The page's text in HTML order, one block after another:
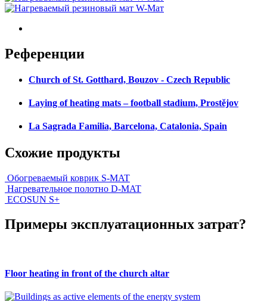
Pеференции
Church of St. Gotthard, Bouzov - Czech Republic
Laying of heating mats – football stadium, Prostějov
La Sagrada Familia, Barcelona, Catalonia, Spain
Схожие продукты
Обогреваемый коврик S-MAT
Нагревательное полотно D-MAT
ECOSUN S+
Примеры эксплуатационных затрат?
Floor heating in front of the church altar